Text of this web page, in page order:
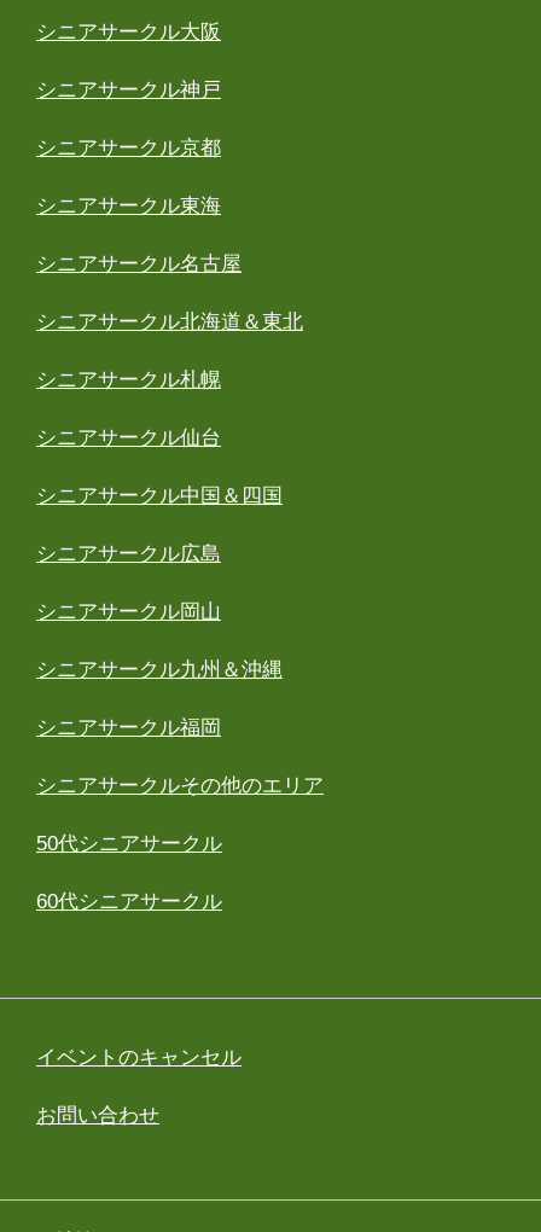
シニアサークル大阪
シニアサークル神戸
シニアサークル京都
シニアサークル東海
シニアサークル名古屋
シニアサークル北海道＆東北
シニアサークル札幌
シニアサークル仙台
シニアサークル中国＆四国
シニアサークル広島
シニアサークル岡山
シニアサークル九州＆沖縄
シニアサークル福岡
シニアサークルその他のエリア
50代シニアサークル
60代シニアサークル
イベントのキャンセル
お問い合わせ